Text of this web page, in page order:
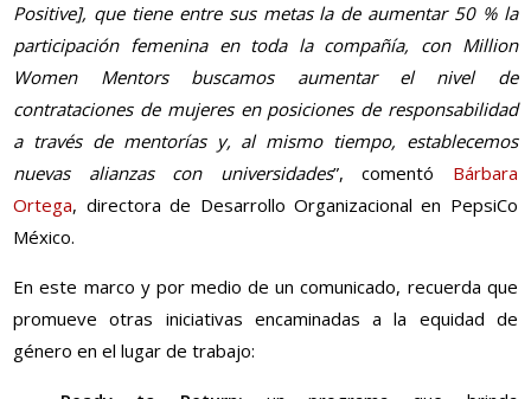
Positive], que tiene entre sus metas la de aumentar 50 % la
participación femenina en toda la compañía, con Million
Women Mentors buscamos aumentar el nivel de
contrataciones de mujeres en posiciones de responsabilidad
a través de mentorías y, al mismo tiempo, establecemos
nuevas alianzas con universidades”, comentó Bárbara
Ortega, directora de Desarrollo Organizacional en PepsiCo
México.
En este marco y por medio de un comunicado, recuerda que
promueve otras iniciativas encaminadas a la equidad de
género en el lugar de trabajo: